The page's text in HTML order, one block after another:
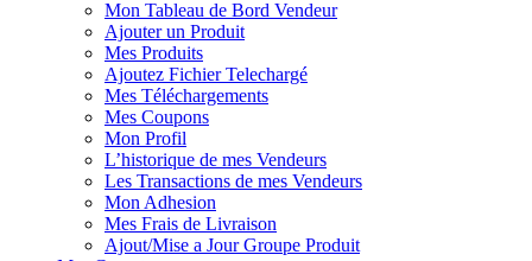
Mon Tableau de Bord Vendeur
Ajouter un Produit
Mes Produits
Ajoutez Fichier Telechargé
Mes Téléchargements
Mes Coupons
Mon Profil
L’historique de mes Vendeurs
Les Transactions de mes Vendeurs
Mon Adhesion
Mes Frais de Livraison
Ajout/Mise a Jour Groupe Produit